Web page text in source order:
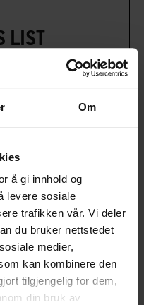
Om
å gi innhold og
levere sosiale
trafikken vår. Vi deler
du bruker nettstedet
medier,
kan kombinere den
tilgjengelig for dem,
din bruk av
LIST
Vis
detaljer